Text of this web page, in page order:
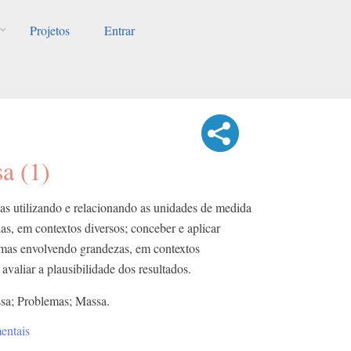
Projetos Entrar
(1)
utilizando e relacionando as unidades de medida
em contextos diversos; conceber e aplicar
envolvendo grandezas, em contextos
a plausibilidade dos resultados.
Problemas; Massa.